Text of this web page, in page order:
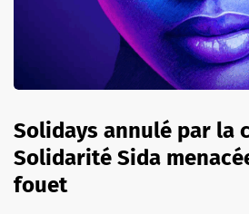
Solidays annulé par la
Solidarité Sida
fouet